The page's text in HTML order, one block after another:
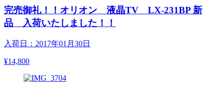
完売御礼！！オリオン 液晶TV LX-231BP 新
品 入荷いたしました！！
入荷日：2017年01月30日
¥14,800